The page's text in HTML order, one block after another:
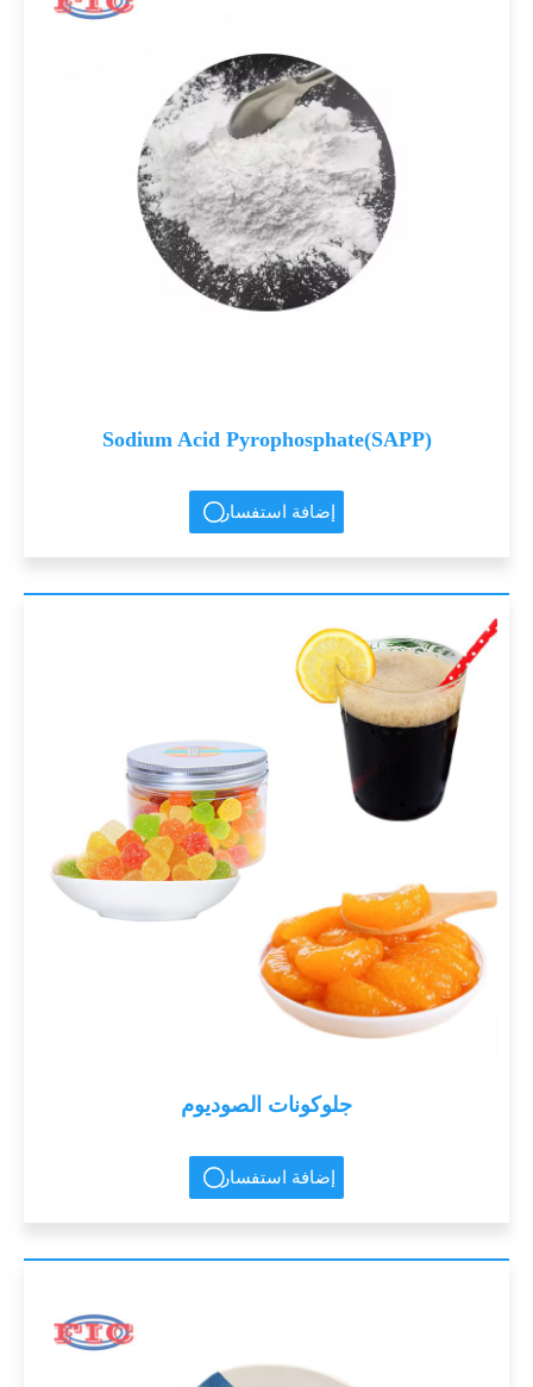
Sodium Acid Pyrophosphate(SAPP)
إضافة استفسار
جلوكونات الصوديوم
إضافة استفسار